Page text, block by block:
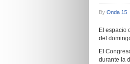
By Onda 15
El espacio
del
El
durante la